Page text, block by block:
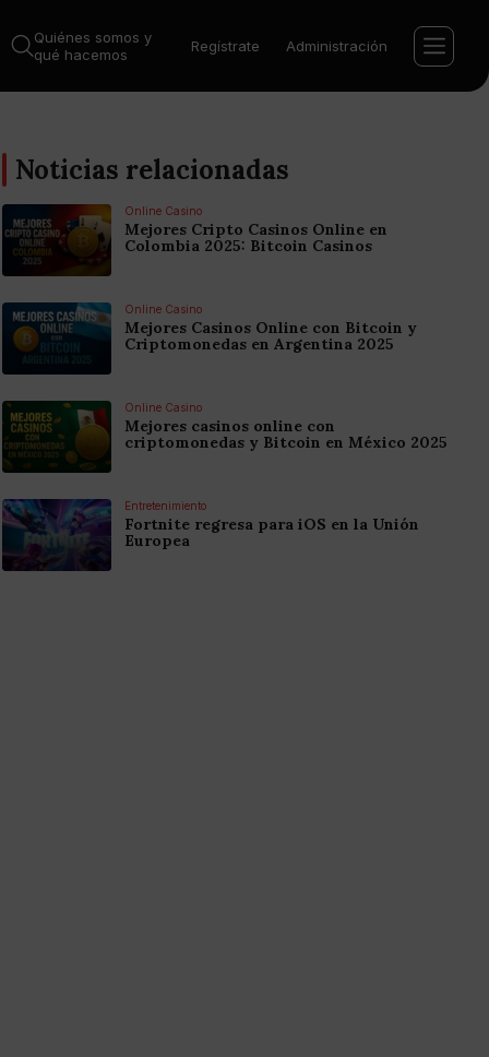
Quiénes somos y
qué hacemos
Regístrate Administración
Noticias relacionadas
Online Casino
Mejores Cripto Casinos Online en
Colombia 2025: Bitcoin Casinos
Online Casino
Mejores Casinos Online con Bitcoin y
Criptomonedas en Argentina 2025
Online Casino
Mejores casinos online con
criptomonedas y Bitcoin en México 2025
Entretenimiento
Fortnite regresa para iOS en la Unión
Europea